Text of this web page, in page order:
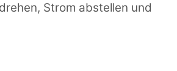
Strom abstellen und